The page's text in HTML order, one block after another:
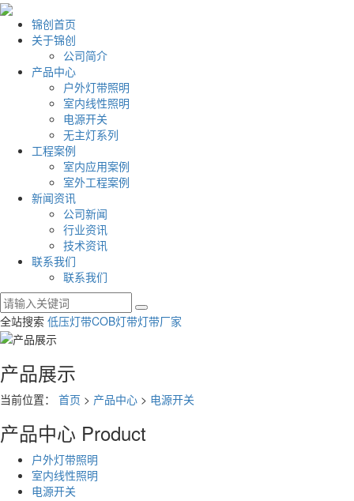
锦创首页
关于锦创
公司简介
产品中心
户外灯带照明
室内线性照明
电源开关
无主灯系列
工程案例
室内应用案例
室外工程案例
新闻资讯
公司新闻
行业资讯
技术资讯
联系我们
联系我们
全站搜索 低压灯带COB灯带灯带厂家
产品展示
当前位置： 首页 > 产品中心 > 电源开关
产品中心 Product
户外灯带照明
室内线性照明
电源开关